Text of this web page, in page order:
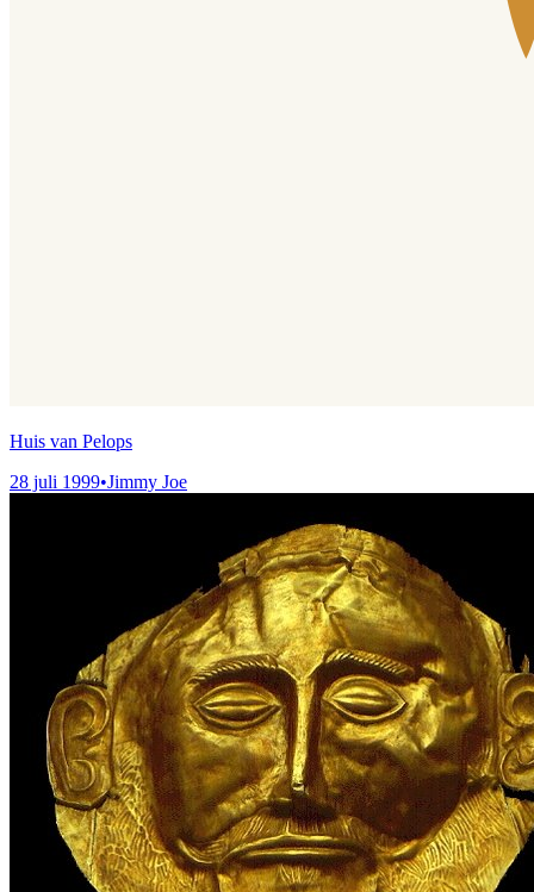
Huis van Pelops
28 juli 1999•Jimmy Joe